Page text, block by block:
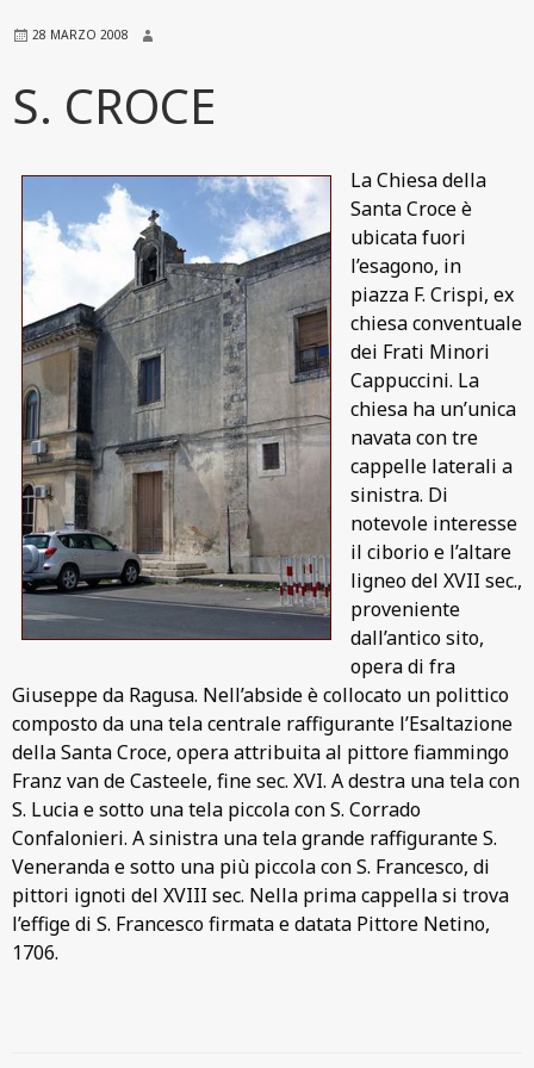
28 MARZO 2008
S. CROCE
La Chiesa della
Santa Croce è
ubicata fuori
l’esagono, in
piazza F. Crispi, ex
chiesa conventuale
dei Frati Minori
Cappuccini. La
chiesa ha un’unica
navata con tre
cappelle laterali a
sinistra. Di
notevole interesse
il ciborio e l’altare
ligneo del XVII sec.,
proveniente
dall’antico sito,
opera di fra
Giuseppe da Ragusa. Nell’abside è collocato un polittico
composto da una tela centrale raffigurante l’Esaltazione
della Santa Croce, opera attribuita al pittore fiammingo
Franz van de Casteele, fine sec. XVI. A destra una tela con
S. Lucia e sotto una tela piccola con S. Corrado
Confalonieri. A sinistra una tela grande raffigurante S.
Veneranda e sotto una più piccola con S. Francesco, di
pittori ignoti del XVIII sec. Nella prima cappella si trova
l’effige di S. Francesco firmata e datata Pittore Netino,
1706.